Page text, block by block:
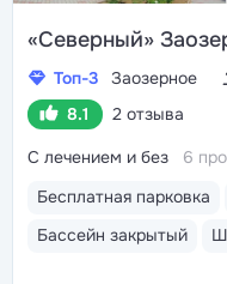
«Северный»
Топ-3 Заозерное
8.1
2 отзыва
Бесплатная парковка
Бассейн закрытый
С лечением и без 6